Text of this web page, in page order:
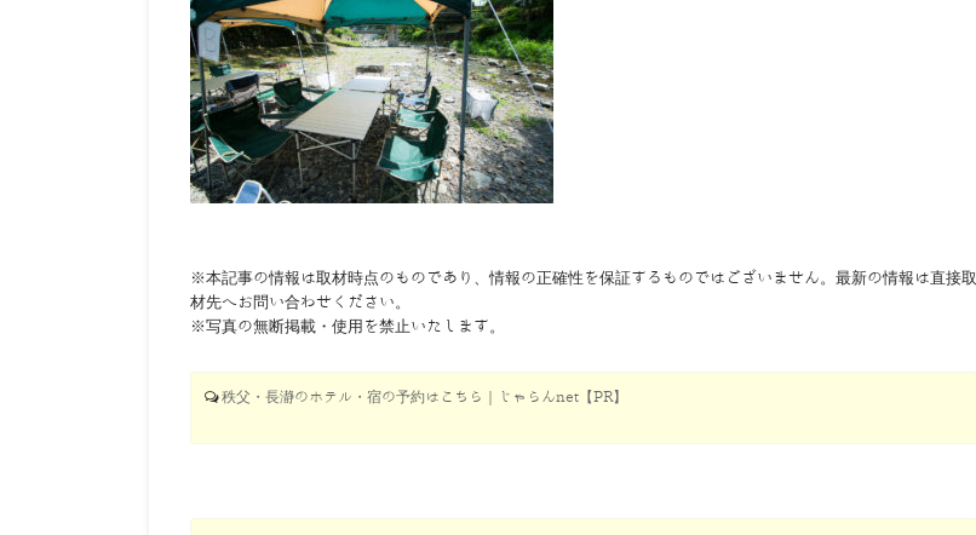
※本記事の情報は取材時点のものであり、情報の正確性を保証するものではございません。最新の情報は直接取
材先へお問い合わせください。
※写真の無断掲載・使用を禁止いたします。
秩父・長瀞のホテル・宿の予約はこちら｜じゃらんnet【PR】